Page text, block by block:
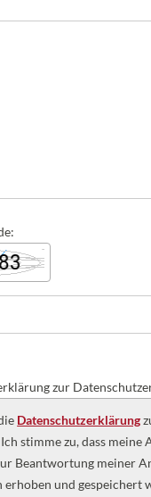
zur
Datenschutzerklärung
stimme zu, dass meine
Beantwortung meiner
erhoben und gespeichert